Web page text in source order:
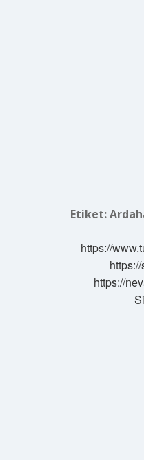
Etiket:
https://
https://